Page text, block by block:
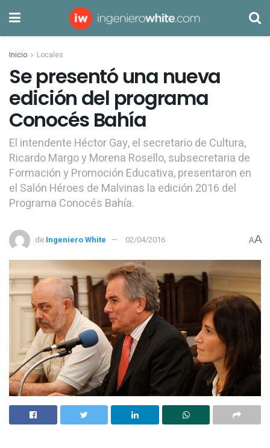
Inicio Locales
Se presentó una nueva
edición del programa
Conocés Bahía
El intendente Héctor Gay, el secretario de Cultura,
Ricardo Margo y Morena Rosello, subsecretaria de
Formación y Promoción Educativa, presentaron en
el Salón Héroes de Malvinas la edición 2016 del
Programa Conocés Bahía.
de Ingeniero White 02/04/2016 AA